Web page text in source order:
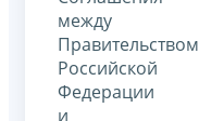
между
Правительством
Российской
Федерации
и